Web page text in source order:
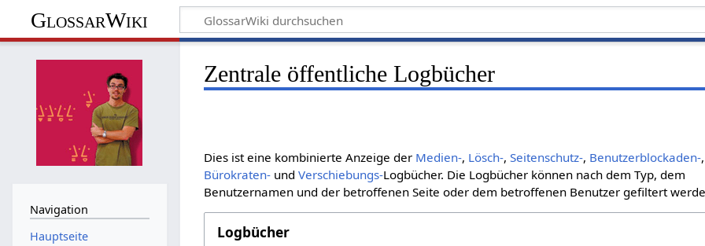
GlossarWiki
Zentrale öffentliche Logbücher
Dies ist eine kombinierte Anzeige der Medien-, Lösch-,Seitenschutz-, Benutzerblockaden-,
Bürokraten- undVerschiebungs-Logbücher. Die Logbücher können nach dem Typ, dem
Benutzernamen und der betroffenen Seite oder dem betroffenen Benutzer gefiltert
Logbücher
Navigation
Hauptseite